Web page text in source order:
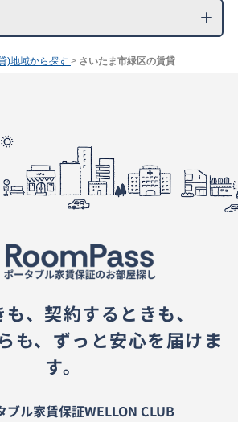
)地域から探す > さいたま市緑区の賃貸
、契約するときも、
も、ずっと安心を届けま
す。
ブル家賃保証WELLON CLUB